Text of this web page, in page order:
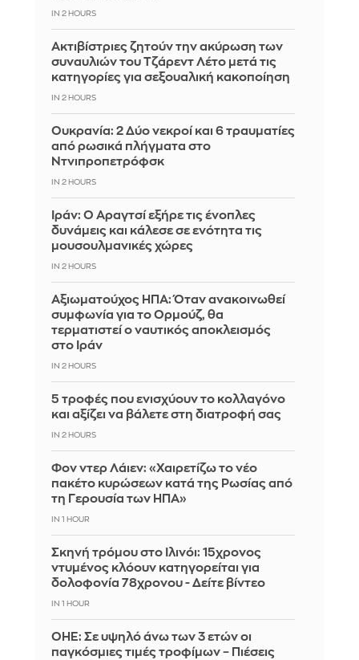
IN 2 HOURS
Ακτιβίστριες ζητούν την ακύρωση των
συναυλιών του Τζάρεντ Λέτο μετά τις
κατηγορίες για σεξουαλική κακοποίηση
IN 2 HOURS
Ουκρανία: 2 Δύο νεκροί και 6 τραυματίες
από ρωσικά πλήγματα στο
Ντνιπροπετρόφσκ
IN 2 HOURS
Ιράν: Ο Αραγτσί εξήρε τις ένοπλες
δυνάμεις και κάλεσε σε ενότητα τις
μουσουλμανικές χώρες
IN 2 HOURS
Αξιωματούχος ΗΠΑ: Όταν ανακοινωθεί
συμφωνία για το Ορμούζ, θα
τερματιστεί ο ναυτικός αποκλεισμός
στο Ιράν
IN 2 HOURS
5 τροφές που ενισχύουν το κολλαγόνο
και αξίζει να βάλετε στη διατροφή σας
IN 2 HOURS
Φον ντερ Λάιεν: «Χαιρετίζω το νέο
πακέτο κυρώσεων κατά της Ρωσίας από
τη Γερουσία των ΗΠΑ»
IN 1 HOUR
Σκηνή τρόμου στο Ιλινόι: 15χρονος
ντυμένος κλόουν κατηγορείται για
δολοφονία 78χρονου - Δείτε βίντεο
IN 1 HOUR
ΟΗΕ: Σε υψηλό άνω των 3 ετών οι
παγκόσμιες τιμές τροφίμων – Πιέσεις